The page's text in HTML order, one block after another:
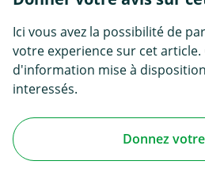
Ici vous avez la possibilité de
votre experience sur cet article.
d'information mise à
interessés.
Donnez